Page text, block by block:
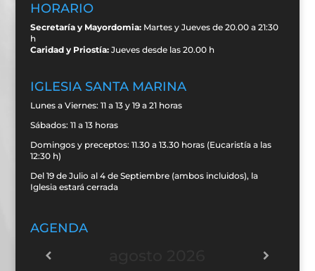
HORARIO
Secretaría y Mayordomia:Martes y Jueves de 20.00 a 21:30
h
Caridad y Priostía:Jueves desde las 20.00 h
IGLESIA SANTA MARINA
Lunes a Viernes: 11 a 13 y 19 a 21 horas
Sábados: 11 a 13 horas
Domingos y preceptos: 11.30 a 13.30 horas (Eucaristía a las
12:30 h)
Del 19 de Julio al 4 de Septiembre (ambos incluidos), la
Iglesia estará cerrada
AGENDA